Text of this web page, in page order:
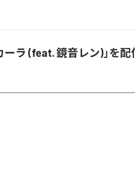
ーラ (feat. 鏡音レン)」を